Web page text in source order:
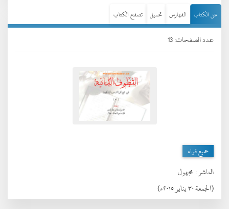
عن الكتاب الفهارس تحميل تصفح الكتاب
عدد الصفحات: 13
(الجمعة ٣٠ يناير ٢٠١٥ء)
الناشر :مجهول
جميع قراء